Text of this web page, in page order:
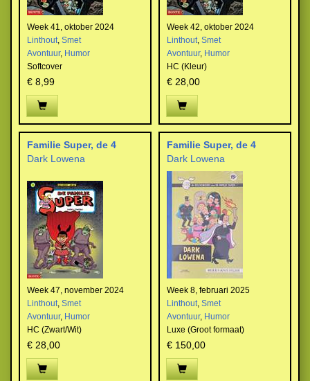
Week 41, oktober 2024
Linthout, Smet
Avontuur, Humor
Softcover
€ 8,99
Week 42, oktober 2024
Linthout, Smet
Avontuur, Humor
HC (Kleur)
€ 28,00
Familie Super, de 4
Dark Lowena
Week 47, november 2024
Linthout, Smet
Avontuur, Humor
HC (Zwart/Wit)
€ 28,00
Familie Super, de 4
Dark Lowena
Week 8, februari 2025
Linthout, Smet
Avontuur, Humor
Luxe (Groot formaat)
€ 150,00